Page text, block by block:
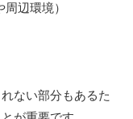
辺環境）
ない部分もあるた